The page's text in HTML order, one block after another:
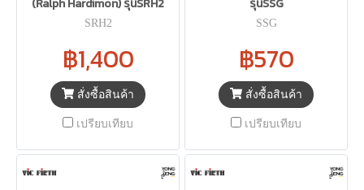
(Ralph Hardimon) รุ่นSRH2
SRH2
฿1,400
สั่งซื้อสินค้า
เปรียบเทียบ
รุ่นSSG
SSG
฿570
สั่งซื้อสินค้า
เปรียบเทียบ